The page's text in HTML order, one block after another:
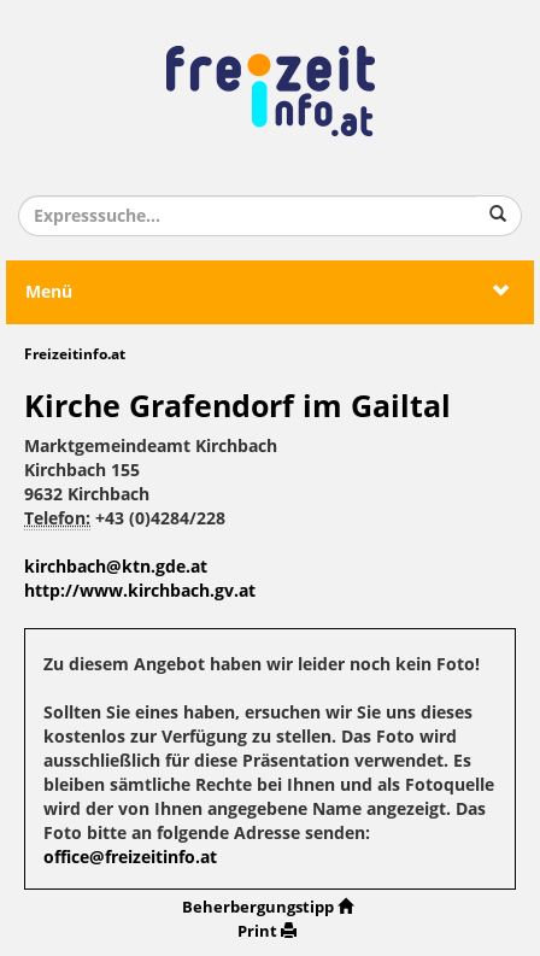
Menü
Freizeitinfo.at
Kirche Grafendorf im Gailtal
Marktgemeindeamt Kirchbach
Kirchbach 155
9632 Kirchbach
Telefon: +43 (0)4284/228
kirchbach@ktn.gde.at
http://www.kirchbach.gv.at
Zu diesem Angebot haben wir leider noch kein Foto!
Sollten Sie eines haben, ersuchen wir Sie uns dieses
kostenlos zur Verfügung zu stellen. Das Foto wird
ausschließlich für diese Präsentation verwendet. Es
bleiben sämtliche Rechte bei Ihnen und als Fotoquelle
wird der von Ihnen angegebene Name angezeigt. Das
Foto bitte an folgende Adresse senden:
office@freizeitinfo.at
Beherbergungstipp
Print